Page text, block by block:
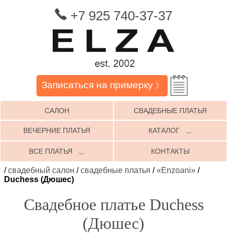
+7 925 740-37-37
Записаться на примерку 》
САЛОН СВАДЕБНЫЕ ПЛАТЬЯ
ВЕЧЕРНИЕ ПЛАТЬЯ КАТАЛОГ ﹀
ВСЕ ПЛАТЬЯ ﹀ КОНТАКТЫ
/свадебный салон /свадебные платья /«Enzoani» /
Duchess (Дюшес)
Свадебное платье Duchess
(Дюшес)